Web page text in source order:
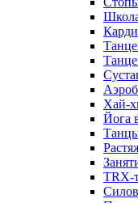
Хай-
Йога
TRX-